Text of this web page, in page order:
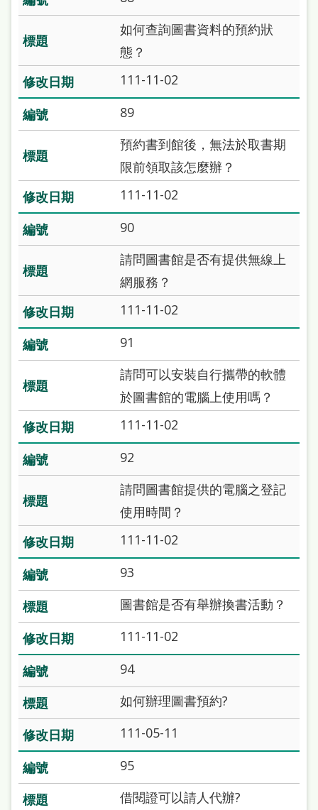
English
日
本
語
隱
私
及
網
站
安
政
策
政
府
站
資
料
開
宣
著
作
權
權
處
理
辦
法
聯
如何查詢圖書資料的預約狀
態？
111-11-02
89
預約書到館後，無法於取書期
限前領取該怎麼辦？
111-11-02
90
請問圖書館是否有提供無線上
網服務？
111-11-02
91
請問可以安裝自行攜帶的軟體
於圖書館的電腦上使用嗎？
111-11-02
92
請問圖書館提供的電腦之登記
使用時間？
111-11-02
93
圖書館是否有舉辦換書活動？
111-11-02
94
如何辦理圖書預約?
111-05-11
95
借閱證可以請人代辦?